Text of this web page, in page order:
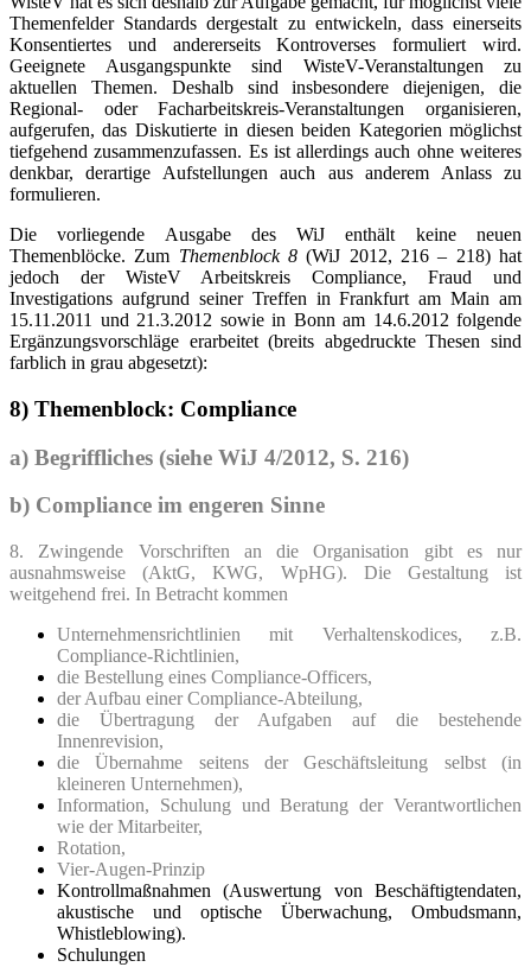
Themenfelder Standards dergestalt zu entwickeln, dass einerseits
Konsentiertes und andererseits Kontroverses formuliert wird.
Geeignete Ausgangspunkte sind WisteV-Veranstaltungen zu
aktuellen Themen. Deshalb sind insbesondere diejenigen, die
Regional- oder Facharbeitskreis-Veranstaltungen organisieren,
aufgerufen, das Diskutierte in diesen beiden Kategorien möglichst
tiefgehend zusammenzufassen. Es ist allerdings auch ohne weiteres
denkbar, derartige Aufstellungen auch aus anderem Anlass zu
formulieren.
Die vorliegende Ausgabe des WiJ enthält keine neuen
Themenblöcke. Zum Themenblock 8 (WiJ 2012, 216 – 218) hat
jedoch der WisteV Arbeitskreis Compliance, Fraud und
Investigations aufgrund seiner Treffen in Frankfurt am Main am
15.11.2011 und 21.3.2012 sowie in Bonn am 14.6.2012 folgende
Ergänzungsvorschläge erarbeitet (breits abgedruckte Thesen sind
farblich in grau abgesetzt):
8) Themenblock: Compliance
a) Begriffliches (siehe WiJ 4/2012, S. 216)
b) Compliance im engeren Sinne
8. Zwingende Vorschriften an die Organisation gibt es nur
ausnahmsweise (AktG, KWG, WpHG). Die Gestaltung ist
weitgehend frei. In Betracht kommen
Unternehmensrichtlinien mit Verhaltenskodices, z.B.
Compliance-Richtlinien,
die Bestellung eines Compliance-Officers,
der Aufbau einer Compliance-Abteilung,
die Übertragung der Aufgaben auf die bestehende
Innenrevision,
die Übernahme seitens der Geschäftsleitung selbst (in
kleineren Unternehmen),
Information, Schulung und Beratung der Verantwortlichen
wie der Mitarbeiter,
Rotation,
Vier-Augen-Prinzip
Kontrollmaßnahmen (Auswertung von Beschäftigtendaten,
akustische und optische Überwachung, Ombudsmann,
Whistleblowing).
Schulungen